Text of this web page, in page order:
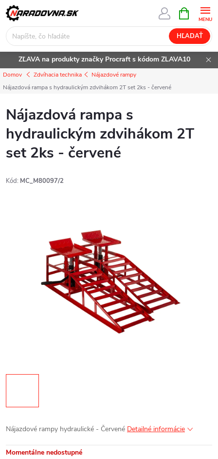
Prejsť
na
obsah
HĽADAŤ
KOŠÍK
ZĽAVA na produkty značky Procraft s kódom ZLAVA10
Domov Zdvíhacia technika
Nájazdové rampy
Nájazdová rampa s hydraulickým zdvihákom 2T set 2ks - červené
Nájazdová rampa s
hydraulickým zdvihákom 2T
set 2ks - červené
Kód: MC_M80097/2
Nájazdové rampy hydraulické - Červené Detailné informácie
Momentálne nedostupné